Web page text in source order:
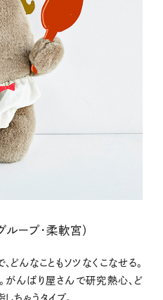
ープ・柔軟宮）
どんなこともソツなくこなせる。
がんばり屋さんで研究熱心、ど
ちゃうタイプ。